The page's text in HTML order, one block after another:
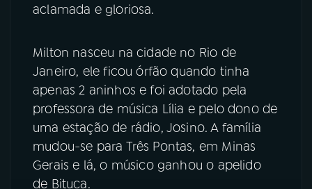
aclamada e gloriosa.
Milton nasceu na cidade no Rio de
Janeiro, ele ficou órfão quando tinha
apenas 2 aninhos e foi adotado pela
professora de música Lília e pelo dono de
uma estação de rádio, Josino. A família
mudou-se para Três Pontas, em Minas
Gerais e lá, o músico ganhou o apelido
de Bituca.